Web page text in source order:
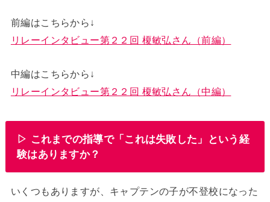
前編はこちらから↓
リレーインタビュー第２２回 榎敏弘さん（前編）
中編はこちらから↓
リレーインタビュー第２２回 榎敏弘さん（中編）
▷ これまでの指導で「これは失敗した」という経
験はありますか？
いくつもありますが、キャプテンの子が不登校になった